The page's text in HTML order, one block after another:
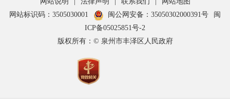
网站标识码：3505030001
闽公网安备：35050302000391号
闽
ICP备05025851号-2
版权所有：© 泉州市丰泽区人民政府